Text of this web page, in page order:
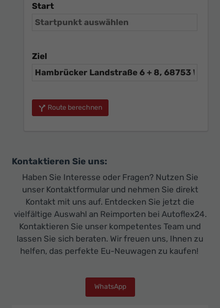
Start
Ziel
Route berechnen
Kontaktieren Sie uns:
Haben Sie Interesse oder Fragen? Nutzen Sie
unser Kontaktformular und nehmen Sie direkt
Kontakt mit uns auf. Entdecken Sie jetzt die
vielfältige Auswahl an Reimporten bei Autoflex24.
Kontaktieren Sie unser kompetentes Team und
lassen Sie sich beraten. Wir freuen uns, Ihnen zu
helfen, das perfekte Eu-Neuwagen zu kaufen!
WhatsApp